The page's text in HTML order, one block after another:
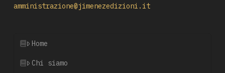
amministrazione@jimenezedizioni.it
Home
Chi siamo